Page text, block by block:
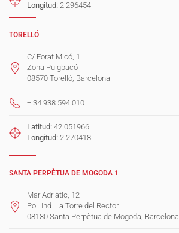
Longitud: 2.296454
TORELLÓ
C/ Forat Micó, 1
Zona Puigbacó
08570 Torelló, Barcelona
+ 34 938 594 010
Latitud: 42.051966
Longitud: 2.270418
SANTA PERPÈTUA DE MOGODA 1
Mar Adriàtic, 12
Pol. Ind. La Torre del Rector
08130 Santa Perpètua de Mogoda, Barcelona